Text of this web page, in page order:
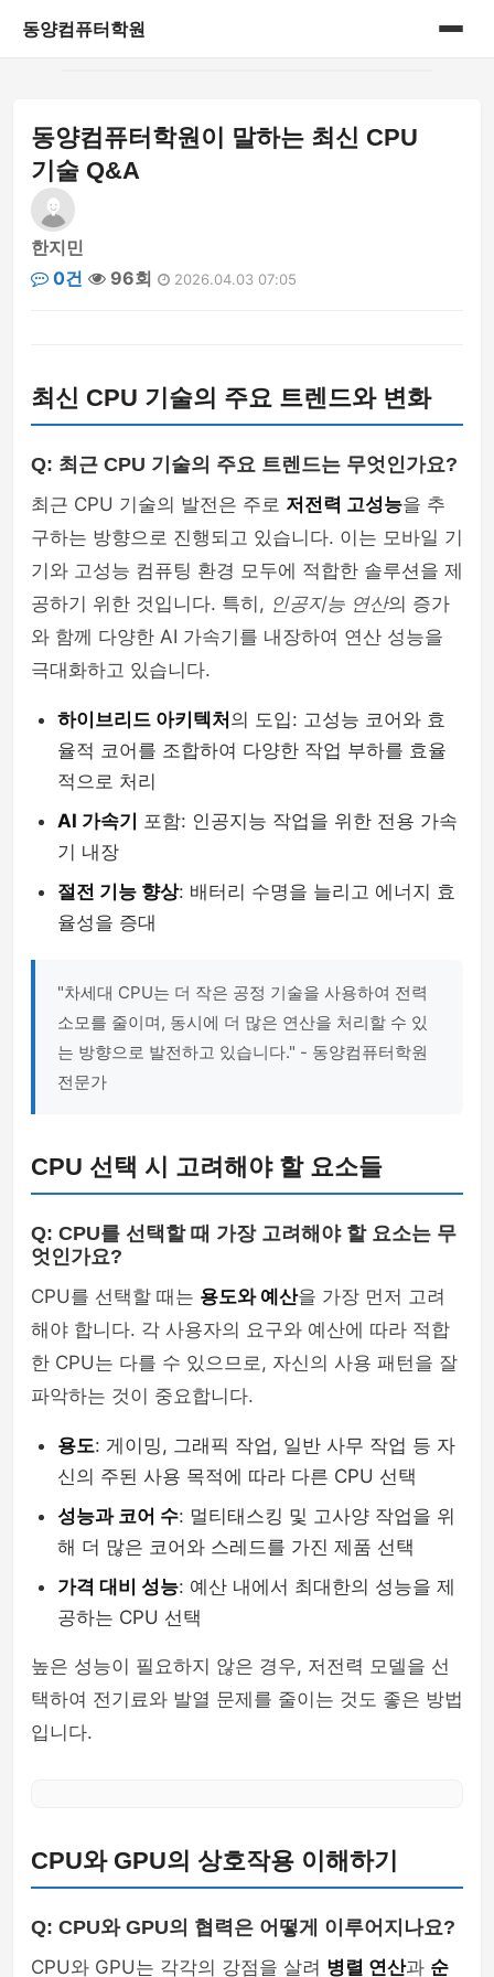
동양컴퓨터학원
게시판
동양컴퓨터학원이 말하는 최신 CPU
기술 Q&A
한지민
0건
96회 2026.04.03 07:05
최신 CPU 기술의 주요 트렌드와 변화
Q: 최근 CPU 기술의 주요 트렌드는 무엇인가요?
최근 CPU 기술의 발전은 주로 저전력 고성능을 추
구하는 방향으로 진행되고 있습니다. 이는 모바일 기
기와 고성능 컴퓨팅 환경 모두에 적합한 솔루션을 제
공하기 위한 것입니다. 특히, 인공지능 연산의 증가
와 함께 다양한 AI 가속기를 내장하여 연산 성능을
극대화하고 있습니다.
하이브리드 아키텍처 의 도입: 고성능 코어와 효
율적 코어를 조합하여 다양한 작업 부하를 효율
적으로 처리
AI 가속기
포함: 인공지능 작업을 위한 전용 가속
기 내장
절전 기능 향상: 배터리 수명을 늘리고 에너지 효
율성을 증대
"차세대 CPU는 더 작은 공정 기술을 사용하여 전력
소모를 줄이며, 동시에 더 많은 연산을 처리할 수 있
는 방향으로 발전하고 있습니다." - 동양컴퓨터학원
전문가
CPU 선택 시 고려해야 할 요소들
Q: CPU를 선택할 때 가장 고려해야 할 요소는 무
엇인가요?
CPU를 선택할 때는 용도와 예산을 가장 먼저 고려
해야 합니다. 각 사용자의 요구와 예산에 따라 적합
한 CPU는 다를 수 있으므로, 자신의 사용 패턴을 잘
파악하는 것이 중요합니다.
용도: 게이밍, 그래픽 작업, 일반 사무 작업 등 자
신의 주된 사용 목적에 따라 다른 CPU 선택
성능과 코어 수: 멀티태스킹 및 고사양 작업을 위
해 더 많은 코어와 스레드를 가진 제품 선택
가격 대비 성능: 예산 내에서 최대한의 성능을 제
공하는 CPU 선택
높은 성능이 필요하지 않은 경우, 저전력 모델을 선
택하여 전기료와 발열 문제를 줄이는 것도 좋은 방법
입니다.
CPU와 GPU의 상호작용 이해하기
Q: CPU와 GPU의 협력은 어떻게 이루어지나요?
CPU와 GPU는 각각의 강점을 살려 병렬 연산과 순